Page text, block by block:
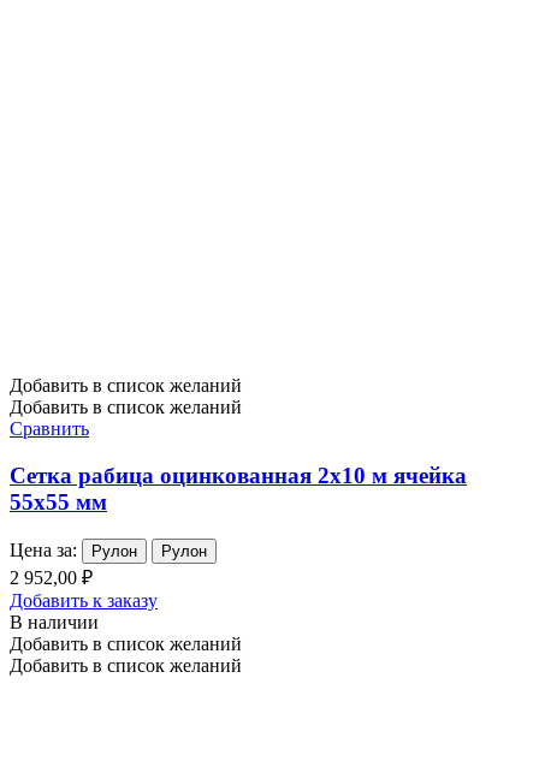
Добавить в список желаний
Добавить в список желаний
Сравнить
Сетка рабица оцинкованная 2х10 м ячейка
55х55 мм
Цена за: Рулон Рулон
2 952,00 ₽
Добавить к заказу
В наличии
Добавить в список желаний
Добавить в список желаний